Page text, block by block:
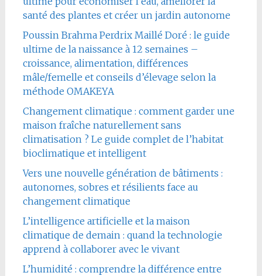
santé des plantes et créer un jardin autonome
Poussin Brahma Perdrix Maillé Doré : le guide
ultime de la naissance à 12 semaines –
croissance, alimentation, différences
mâle/femelle et conseils d’élevage selon la
méthode OMAKEYA
Changement climatique : comment garder une
maison fraîche naturellement sans
climatisation ? Le guide complet de l’habitat
bioclimatique et intelligent
Vers une nouvelle génération de bâtiments :
autonomes, sobres et résilients face au
changement climatique
L’intelligence artificielle et la maison
climatique de demain : quand la technologie
apprend à collaborer avec le vivant
L’humidité : comprendre la différence entre